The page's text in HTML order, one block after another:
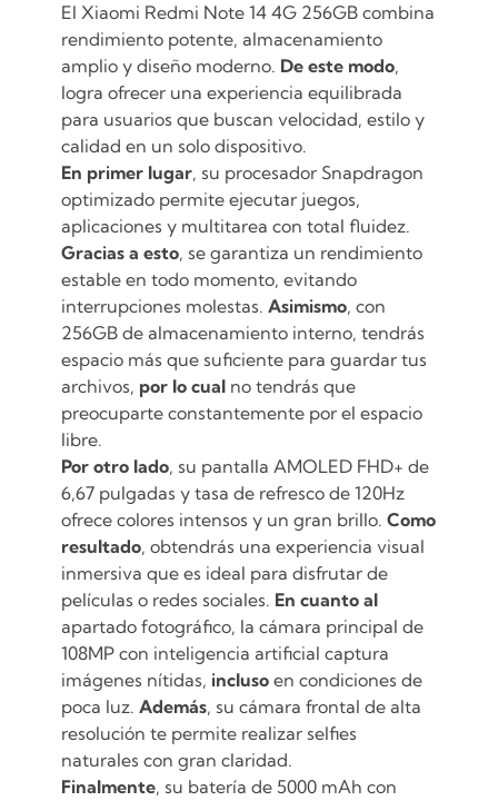
El Xiaomi Redmi Note 14 4G 256GB combina
rendimiento potente, almacenamiento
amplio y diseño moderno. De este modo,
logra ofrecer una experiencia equilibrada
para usuarios que buscan velocidad, estilo y
calidad en un solo dispositivo.
En primer lugar, su procesador Snapdragon
optimizado permite ejecutar juegos,
aplicaciones y multitarea con total fluidez.
Gracias a esto, se garantiza un rendimiento
estable en todo momento, evitando
interrupciones molestas. Asimismo, con
256GB de almacenamiento interno, tendrás
espacio más que suficiente para guardar tus
archivos, por lo cual no tendrás que
preocuparte constantemente por el espacio
libre.
Por otro lado, su pantalla AMOLED FHD+ de
6,67 pulgadas y tasa de refresco de 120Hz
ofrece colores intensos y un gran brillo. Como
resultado, obtendrás una experiencia visual
inmersiva que es ideal para disfrutar de
películas o redes sociales. En cuanto al
apartado fotográfico, la cámara principal de
108MP con inteligencia artificial captura
imágenes nítidas, incluso en condiciones de
poca luz. Además, su cámara frontal de alta
resolución te permite realizar selfies
naturales con gran claridad.
Finalmente, su batería de 5000 mAh con